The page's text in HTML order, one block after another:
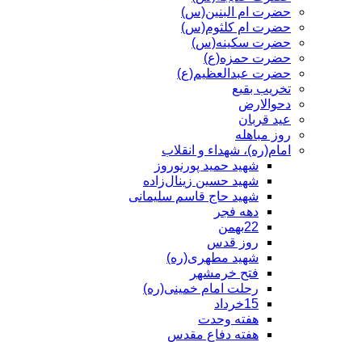
حضرت ام البنین(س)
حضرت ام کلثوم(س)
حضرت سکینه(س)
حضرت حمزه(ع)
حضرت عبدالعظیم(ع)
تخریب بقیع
دحوالارض
عید قربان
روز مباهله
امام(ره)، شهداء و انقلاب
شهید حمید پورنوروز
شهید حسین زینال‌زاده
شهید حاج قاسم سلیمانی
دهه فجر
22بهمن
روز قدس
شهید مطهری(ره)
فتح خرمشهر
رحلت امام خمینی(ره)
15خرداد
هفته وحدت
هفته دفاع مقدس